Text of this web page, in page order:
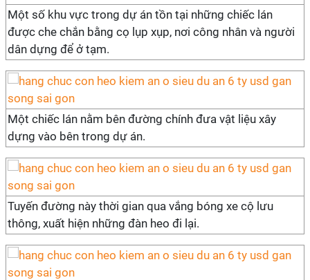
Một số khu vực trong dự án tồn tại những chiếc lán
được che chắn bằng cọ lụp xụp, nơi công nhân và người
dân dựng để ở tạm.
Một chiếc lán nằm bên đường chính đưa vật liệu xây
dựng vào bên trong dự án.
Tuyến đường này thời gian qua vắng bóng xe cộ lưu
thông, xuất hiện những đàn heo đi lại.